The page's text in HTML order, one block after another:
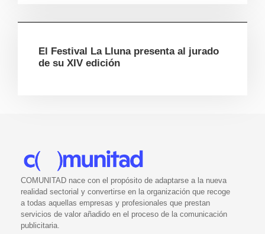
El Festival La Lluna presenta al jurado
de su XIV edición
COMUNITAD nace con el propósito de adaptarse a la nueva
realidad sectorial y convertirse en la organización que recoge
a todas aquellas empresas y profesionales que prestan
servicios de valor añadido en el proceso de la comunicación
publicitaria.